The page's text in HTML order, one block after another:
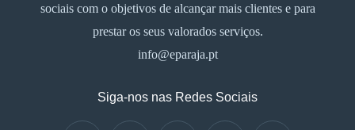
sociais com o objetivos de alcançar mais clientes e para
prestar os seus valorados serviços.
info@eparaja.pt
Siga-nos nas Redes Sociais